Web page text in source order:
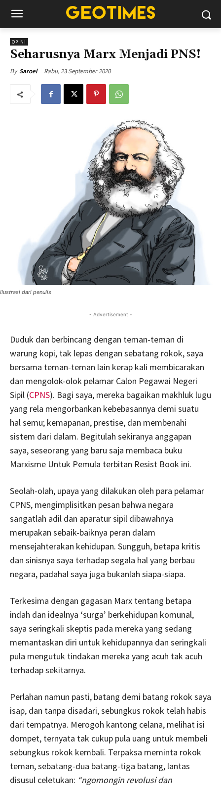
OPINI
Seharusnya Marx Menjadi PNS!
By Saroel Rabu, 23 September 2020
Ilustrasi dari penulis
- Advertisement -
Duduk dan berbincang dengan teman-teman di
warung kopi, tak lepas dengan sebatang rokok, saya
bersama teman-teman lain kerap kali membicarakan
dan mengolok-olok pelamar Calon Pegawai Negeri
Sipil (CPNS). Bagi saya, mereka bagaikan makhluk lugu
yang rela mengorbankan kebebasannya demi suatu
hal semu; kemapanan, prestise, dan membenahi
sistem dari dalam. Begitulah sekiranya anggapan
saya, seseorang yang baru saja membaca buku
Marxisme Untuk Pemula terbitan Resist Book ini.
Seolah-olah, upaya yang dilakukan oleh para pelamar
CPNS, mengimplisitkan pesan bahwa negara
sangatlah adil dan aparatur sipil dibawahnya
merupakan sebaik-baiknya peran dalam
mensejahterakan kehidupan. Sungguh, betapa kritis
dan sinisnya saya terhadap segala hal yang berbau
negara, padahal saya juga bukanlah siapa-siapa.
Terkesima dengan gagasan Marx tentang betapa
indah dan idealnya ‘surga’ berkehidupan komunal,
saya seringkali skeptis pada mereka yang sedang
memantaskan diri untuk kehidupannya dan seringkali
pula mengutuk tindakan mereka yang acuh tak acuh
terhadap sekitarnya.
Perlahan namun pasti, batang demi batang rokok saya
isap, dan tanpa disadari, sebungkus rokok telah habis
dari tempatnya. Merogoh kantong celana, melihat isi
dompet, ternyata tak cukup pula uang untuk membeli
sebungkus rokok kembali. Terpaksa meminta rokok
teman, sebatang-dua batang-tiga batang, lantas
disusul celetukan: “ngomongin revolusi dan